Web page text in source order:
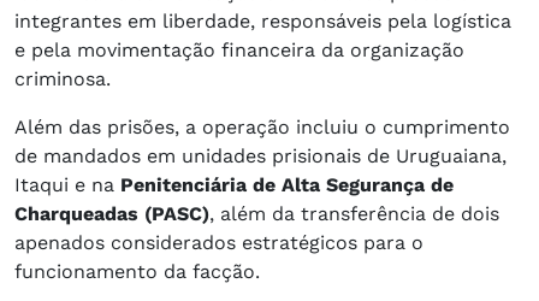
integrantes em liberdade, responsáveis pela logística
e pela movimentação financeira da organização
criminosa.
Além das prisões, a operação incluiu o cumprimento
de mandados em unidades prisionais de Uruguaiana,
Itaqui e na Penitenciária de Alta Segurança de
Charqueadas (PASC), além da transferência de dois
apenados considerados estratégicos para o
funcionamento da facção.